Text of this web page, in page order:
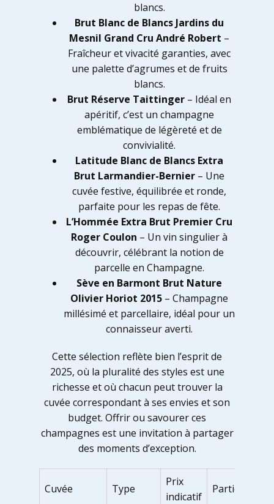
blancs.
Brut Blanc de Blancs Jardins du
Mesnil Grand Cru André Robert –
Fraîcheur et vivacité garanties, avec
une palette d’agrumes et de fruits
blancs.
Brut Réserve Taittinger – Idéal en
apéritif, c’est un champagne
emblématique de légèreté et de
convivialité.
Latitude Blanc de Blancs Extra
Brut Larmandier-Bernier – Une
cuvée festive, équilibrée et ronde,
parfaite pour les repas de fête.
L’Hommée Extra Brut Premier Cru
Roger Coulon – Un vin singulier à
découvrir, célébrant la notion de
parcelle en Champagne.
Sève en Barmont Brut Nature
Olivier Horiot 2015 – Champagne
millésimé et parcellaire, idéal pour un
connaisseur averti.
Cette sélection reflète bien l’esprit de
2025, où la pluralité des styles est une
richesse et où chacun peut trouver la
cuvée correspondant à ses envies et son
budget. Offrir ou savourer ces
champagnes est une invitation à partager
des moments d’exception.
Cuvée Type
Prix
indicatif
Particularité